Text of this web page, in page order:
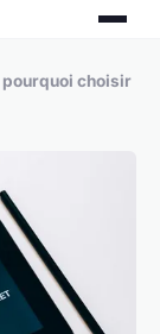
choisir